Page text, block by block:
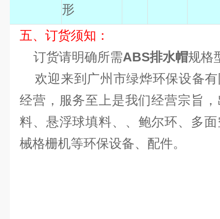
形
五、订货须知：
订货请明确所需ABS排水帽规格
欢迎来到广州市绿烨环保设备
经营，服务至上是我们经营宗旨
料、悬浮球填料、
、鲍尔环、多
械格栅机等环保设备、配件。